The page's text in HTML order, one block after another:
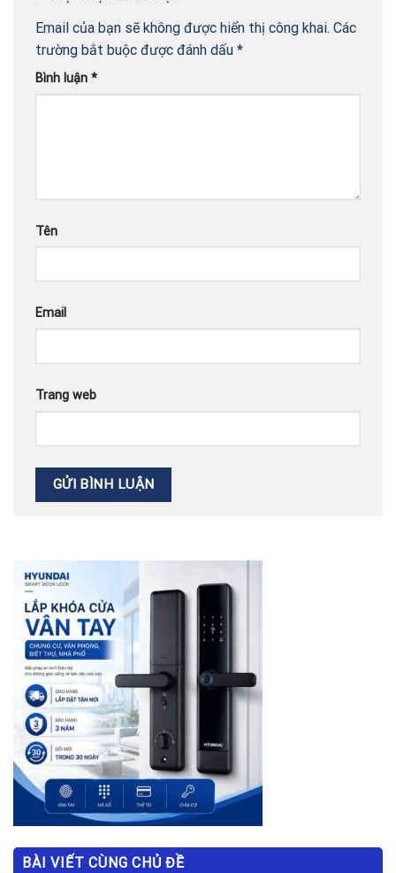
Email của bạn sẽ không được hiển thị công khai. Các
trường bắt buộc được đánh dấu *
Bình luận *
Tên
Email
Trang web
BÀI VIẾT CÙNG CHỦ ĐỀ